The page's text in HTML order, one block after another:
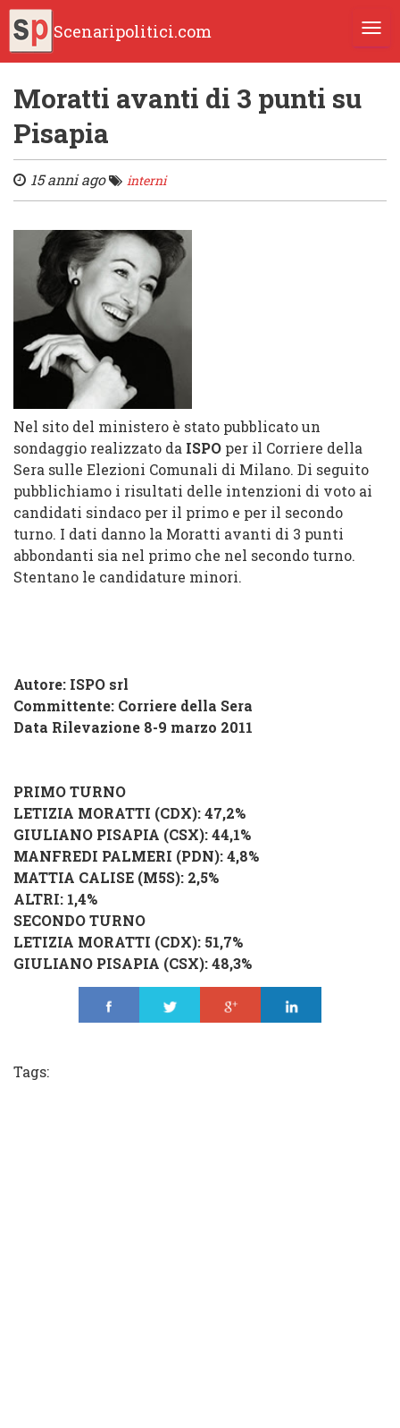
Scenaripolitici.com
Moratti avanti di 3 punti su
Pisapia
15 anni ago interni
Nel sito del ministero è stato pubblicato un
sondaggio realizzato da ISPO per il Corriere della
Sera sulle Elezioni Comunali di Milano. Di seguito
pubblichiamo i risultati delle intenzioni di voto ai
candidati sindaco per il primo e per il secondo
turno. I dati danno la Moratti avanti di 3 punti
abbondanti sia nel primo che nel secondo turno.
Stentano le candidature minori.
Autore: ISPO srl
Committente: Corriere della Sera
Data Rilevazione 8-9 marzo 2011
PRIMO TURNO
LETIZIA MORATTI (CDX): 47,2%
GIULIANO PISAPIA (CSX): 44,1%
MANFREDI PALMERI (PDN): 4,8%
MATTIA CALISE (M5S): 2,5%
ALTRI: 1,4%
SECONDO TURNO
LETIZIA MORATTI (CDX): 51,7%
GIULIANO PISAPIA (CSX): 48,3%
Tags: